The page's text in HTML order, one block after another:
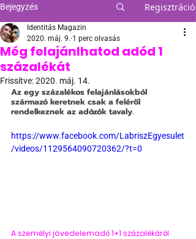
Bejegyzés Regisztráció
Még felajánlhatod adód 1
százalékát
Identitás Magazin
2020. máj. 9. 1 perc olvasás
Frissítve:2020. máj. 14.
Az egy százalékos felajánlásokból
származó keretnek csak a feléről
rendelkeznek az adózók tavaly.
https://www.facebook.com/LabriszEgyesulet
/videos/1129564090720362/?t=0
A személyi jövedelemadó 1+1 százalékáról